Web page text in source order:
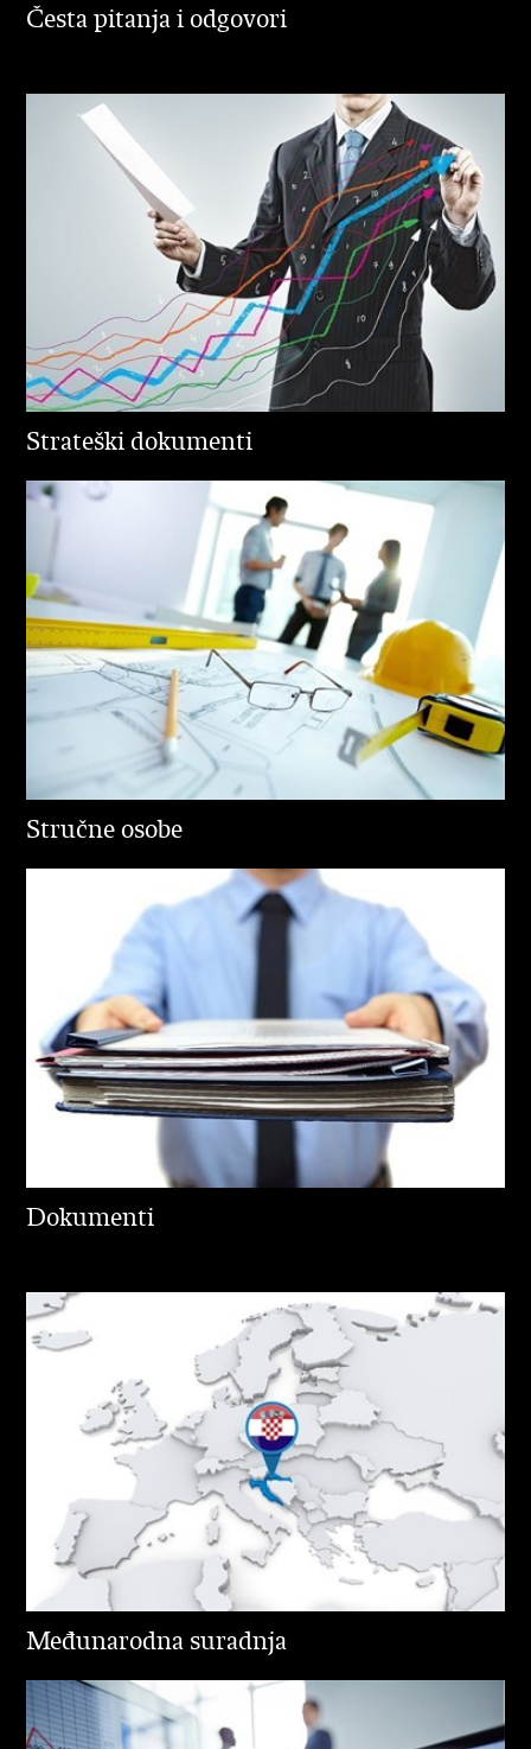
Česta pitanja i odgovori
Strateški dokumenti
Stručne osobe
Dokumenti
Međunarodna suradnja